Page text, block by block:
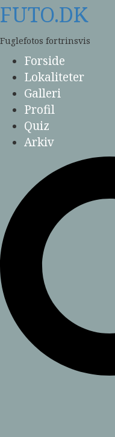
Skip
to
content
FUTO.DK
Fuglefotos fortrinsvis
Forside
Lokaliteter
Galleri
Profil
Quiz
Arkiv